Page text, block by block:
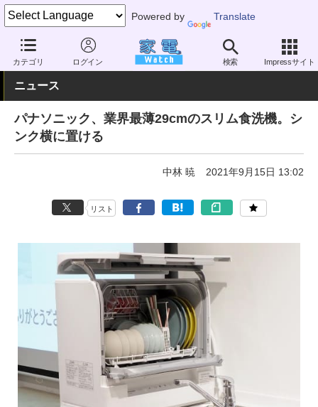
Powered by Translate
カテゴリ ログイン 検索 Impressサイト
家電 Watch 生活家電 家事家電 食器洗い乾燥機
ニュース
パナソニック、業界最薄29cmのスリム食洗機。シ
ンク横に置ける
中林 暁 2021年9月15日 13:02
リスト